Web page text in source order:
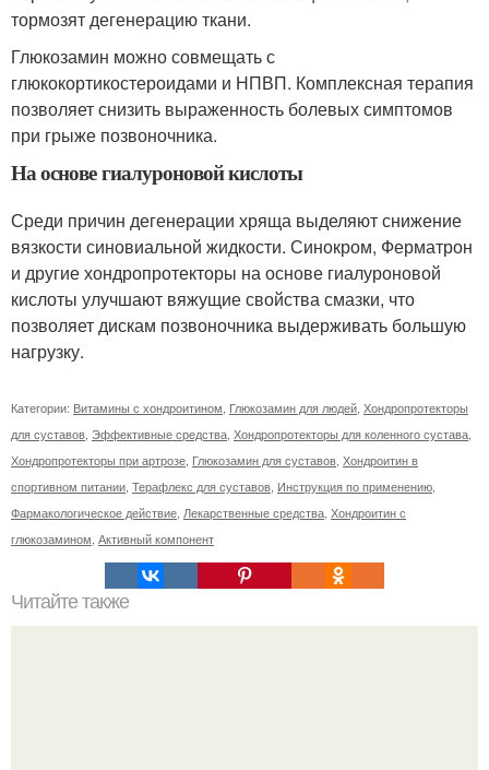
тормозят дегенерацию ткани.
Глюкозамин можно совмещать с
глюкокортикостероидами и НПВП. Комплексная терапия
позволяет снизить выраженность болевых симптомов
при грыже позвоночника.
На основе гиалуроновой кислоты
Среди причин дегенерации хряща выделяют снижение
вязкости синовиальной жидкости. Синокром, Ферматрон
и другие хондропротекторы на основе гиалуроновой
кислоты улучшают вяжущие свойства смазки, что
позволяет дискам позвоночника выдерживать большую
нагрузку.
Категории: Витамины с хондроитином Глюкозамин для людей Хондропротекторы
для суставов Эффективные средства Хондропротекторы для коленного сустава
Хондропротекторы при артрозе Глюкозамин для суставов Хондроитин в
спортивном питании Терафлекс для суставов Инструкция по применению
Фармакологическое действие Лекарственные средства Хондроитин с
глюкозамином Активный компонент
Читайте также